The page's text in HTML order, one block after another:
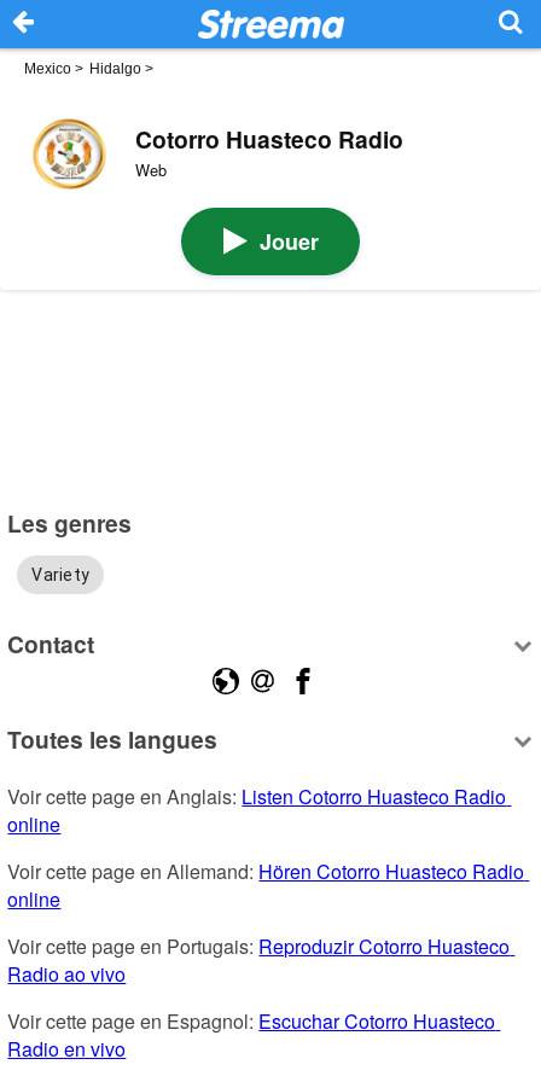
Mexico > Hidalgo >
Cotorro Huasteco Radio
Web
Jouer
Les genres
Variety
Contact
Toutes les langues
Voir cette page en Anglais: Listen Cotorro Huasteco Radio
online
Voir cette page en Allemand: Hören Cotorro Huasteco Radio
online
Voir cette page en Portugais: Reproduzir Cotorro Huasteco
Radio ao vivo
Voir cette page en Espagnol: Escuchar Cotorro Huasteco
Radio en vivo